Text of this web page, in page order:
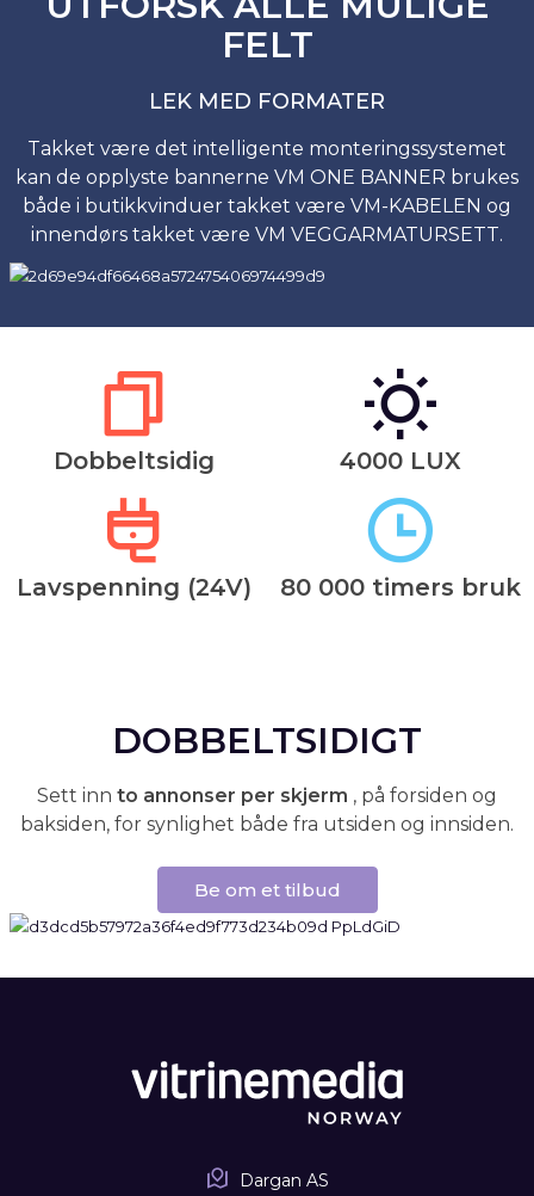
FELT
LEK MED FORMATER
Takket være det intelligente monteringssystemet
kan de opplyste bannerne VM ONE BANNER brukes
både i butikkvinduer takket være VM-KABELEN og
innendørs takket være VM VEGGARMATURSETT.
Dobbeltsidig 4000 LUX
Lavspenning (24V) 80 000 timers bruk
DOBBELTSIDIGT
Sett inn to annonser per skjerm , på forsiden og
baksiden, for synlighet både fra utsiden og innsiden.
Be om et tilbud
Dargan AS